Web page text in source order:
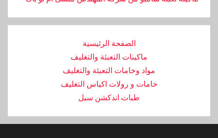
الصفحة الرئيسية
ماكينات التعبئة والتغليف
مواد وخامات التعبئة والتغليف
خامات و رولات اكياس التغليف
طبات اندكشن سيل